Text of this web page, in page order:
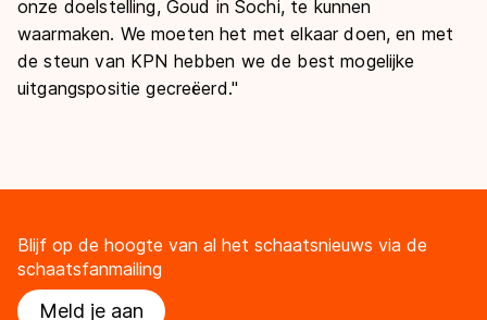
onze doelstelling, Goud in Sochi, te kunnen
waarmaken. We moeten het met elkaar doen, en met
de steun van KPN hebben we de best mogelijke
uitgangspositie gecreëerd."
Blijf op de hoogte van al het schaatsnieuws via de
schaatsfanmailing
Meld je aan